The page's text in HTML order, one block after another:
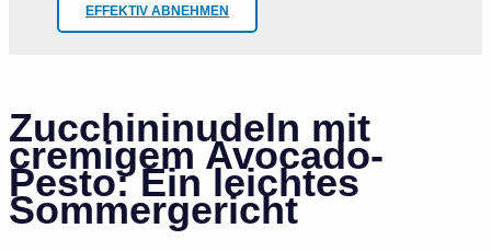
EFFEKTIV ABNEHMEN
Zucchininudeln mit
cremigem Avocado-
Pesto: Ein leichtes
Sommergericht